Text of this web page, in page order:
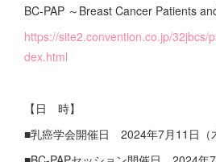
BC-PAP ～Breast Cancer Patients
https://site2.convention.co.jp/32jbcs/
dex.html
【日 時】
■乳癌学会開催日 2024年7月11日（